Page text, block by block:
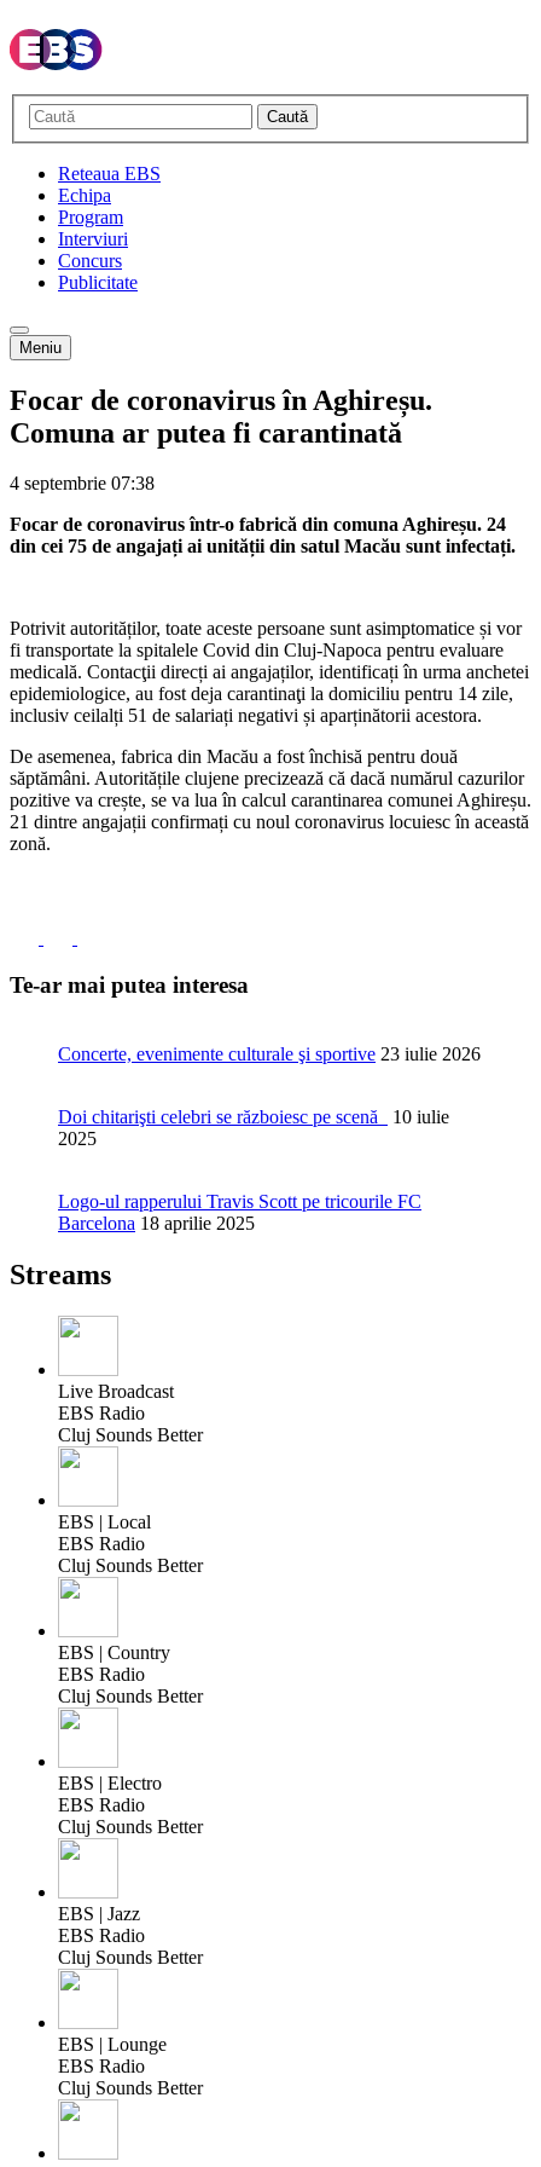
Caută
Reteaua EBS
Echipa
Program
Interviuri
Concurs
Publicitate
Meniu
Focar de coronavirus în Aghireșu.
Comuna ar putea fi carantinată
4 septembrie 07:38
Focar de coronavirus într-o fabrică din comuna Aghireșu. 24
din cei 75 de angajați ai unității din satul Macău sunt infectați.
Potrivit autorităților, toate aceste persoane sunt asimptomatice și vor
fi transportate la spitalele Covid din Cluj-Napoca pentru evaluare
medicală. Contacţii direcți ai angajaților, identificați în urma anchetei
epidemiologice, au fost deja carantinaţi la domiciliu pentru 14 zile,
inclusiv ceilalți 51 de salariați negativi și aparținătorii acestora.
De asemenea, fabrica din Macău a fost închisă pentru două
săptămâni. Autoritățile clujene precizează că dacă numărul cazurilor
pozitive va crește, se va lua în calcul carantinarea comunei Aghireșu.
21 dintre angajații confirmați cu noul coronavirus locuiesc în această
zonă.
Te-ar mai putea interesa
Concerte, evenimente culturale şi sportive 23 iulie 2026
Doi chitarişti celebri se războiesc pe scenă
10 iulie
2025
Logo-ul rapperului Travis Scott pe tricourile FC
Barcelona 18 aprilie 2025
Streams
Live Broadcast
EBS Radio
Cluj Sounds Better
EBS | Local
EBS Radio
Cluj Sounds Better
EBS | Country
EBS Radio
Cluj Sounds Better
EBS | Electro
EBS Radio
Cluj Sounds Better
EBS | Jazz
EBS Radio
Cluj Sounds Better
EBS | Lounge
EBS Radio
Cluj Sounds Better